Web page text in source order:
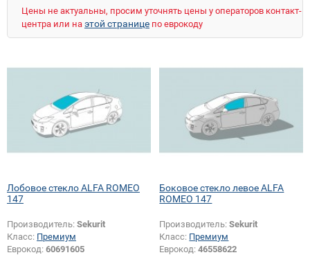
Цены не актуальны, просим уточнять цены у операторов контакт-
центра или на этой странице по еврокоду
Лобовое стекло ALFA ROMEO
147
Производитель: Sekurit
Класс: Премиум
Еврокод: 60691605
Боковое стекло левое ALFA
ROMEO 147
Производитель:Sekurit
Класс: Премиум
Еврокод:46558622